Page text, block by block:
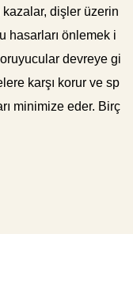
dişler üzerin
hasarları önlemek i
devreye gi
karşı korur ve sp
minimize eder. Birç